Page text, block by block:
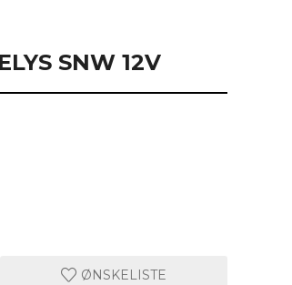
SNW 12V
ØNSKELISTE